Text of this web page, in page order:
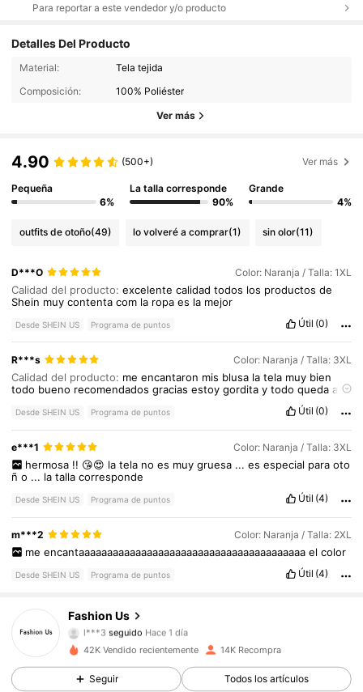
Para reportar a este vendedor y/o producto
Detalles Del Producto
Material:
Tela tejida
Composición:
100% Poliéster
Ver más
4.90 (500+) Ver más
Pequeña
6%
La talla corresponde
90%
Grande
4%
outfits de otoño(49) lo volveré a comprar(1) sin olor(11)
D***O Color: Naranja / Talla: 1XL
Calidad del producto:excelentecalidadtodos los productosde
Shein muycontentacom la ropaes la mejor
Desde SHEIN US Programa de puntos Útil (0)
R***s Color: Naranja / Talla: 3XL
Calidad del producto: meencantaron mis blusa latela muy bien
todo bueno recomendadosgraciasestoygorditaytodoquedaa
Desde SHEIN US Programa de puntos Útil (0)
e***1 Color: Naranja / Talla: 3XL
hermosa !! 😘😍 la tela no es muy gruesa ... es especial para oto
ño ... latallacorresponde
Desde SHEIN US Programa de puntos Útil (4)
m***2 Color: Naranja / Talla: 2XL
me encantaaaaaaaaaaaaaaaaaaaaaaaaaaaaaaaaaaaaaaaa el color
Desde SHEIN US Programa de puntos Útil (4)
Fashion Us
l***3 seguido Hace 1 día
4.73
2.4K Seguidores
4.73 2.4K Seguidores
42K Vendido recientemente 14K Recompra
Seguir Todos los artículos